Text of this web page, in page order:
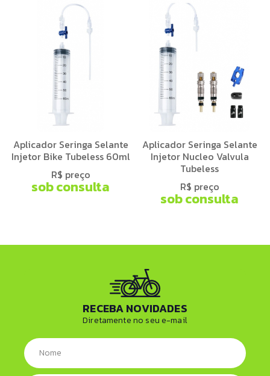
Aplicador Seringa Selante
Injetor Bike Tubeless 60ml
R$ preço
sob consulta
Aplicador Seringa Selante
Injetor Nucleo Valvula
Tubeless
R$ preço
sob consulta
RECEBA NOVIDADES
Diretamente no seu e-mail